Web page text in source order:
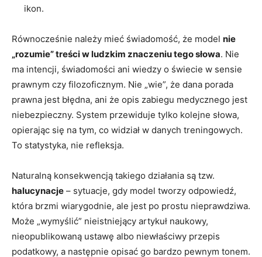
ikon.
Równocześnie należy mieć świadomość, że model nie
„rozumie” treści w ludzkim znaczeniu tego słowa. Nie
ma intencji, świadomości ani wiedzy o świecie w sensie
prawnym czy filozoficznym. Nie „wie”, że dana porada
prawna jest błędna, ani że opis zabiegu medycznego jest
niebezpieczny. System przewiduje tylko kolejne słowa,
opierając się na tym, co widział w danych treningowych.
To statystyka, nie refleksja.
Naturalną konsekwencją takiego działania są tzw.
halucynacje – sytuacje, gdy model tworzy odpowiedź,
która brzmi wiarygodnie, ale jest po prostu nieprawdziwa.
Może „wymyślić” nieistniejący artykuł naukowy,
nieopublikowaną ustawę albo niewłaściwy przepis
podatkowy, a następnie opisać go bardzo pewnym tonem.